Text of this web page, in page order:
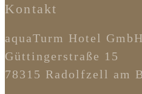
Kontakt
aquaTurm Hotel GmbH
Güttingerstraße 15
78315 Radolfzell am